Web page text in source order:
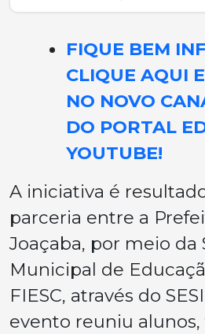
FIQUE BEM
CLIQUE AQUI
NO NOVO
DO PORTAL
YOUTUBE!
A iniciativa é
parceria entre a
Joaçaba, por meio da
Municipal de
FIESC, através do
evento reuniu alunos,